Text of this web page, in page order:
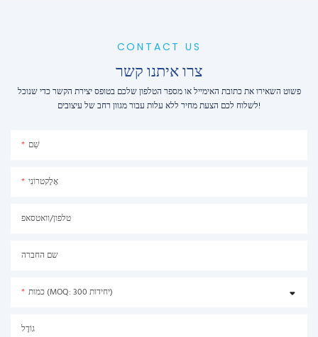
CONTACT US
צרו איתנו קשר
פשוט השאירו את כתובת האימייל או מספר הטלפון שלכם בטופס יצירת הקשר כדי שנוכל
לשלוח לכם הצעת מחיר ללא עלות עבור מגוון רחב של עיצובים!
שֵׁם
אֶלֶקטרוֹנִי
טלפון/וואטסאפ
שם החברה
כמות (MOQ: 300 יחידות)
גוֹדֶל